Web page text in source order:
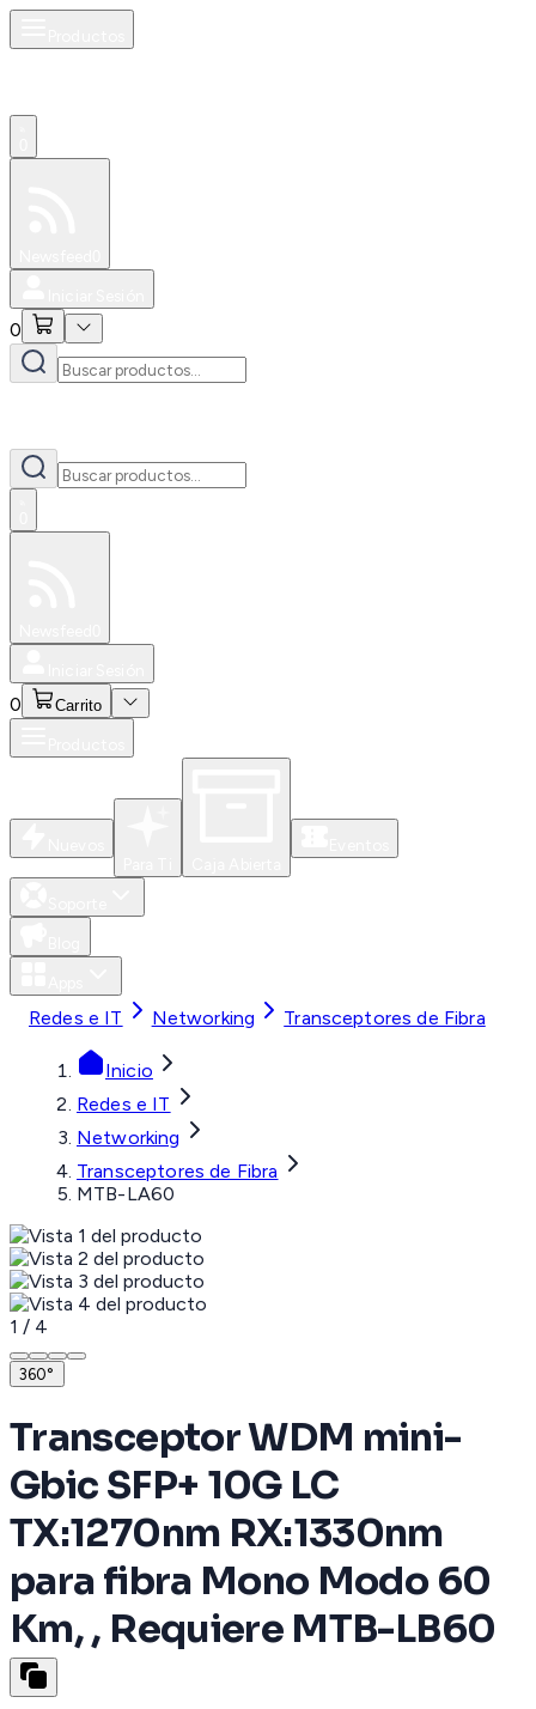
0
0 Carrito
Redes e IT Networking Transceptores de Fibra
Inicio
Redes e IT
Networking
Transceptores de Fibra
MTB-LA60
1 / 4
360°
Transceptor WDM mini-
Gbic SFP+ 10G LC
TX:1270nm RX:1330nm
para fibra Mono Modo 60
Km, , Requiere MTB-LB60